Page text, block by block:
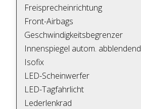
Freisprecheinrichtung
Front-Airbags
Geschwindigkeitsbegrenzer
Innenspiegel autom. abblendend
Isofix
LED-Scheinwerfer
LED-Tagfahrlicht
Lederlenkrad